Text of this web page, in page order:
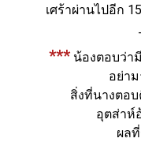
เศร้าผ่านไปอีก
*** น้องตอบว่า
อย่า
สิ่งที่นางตอ
อุตส่าห์
ผล